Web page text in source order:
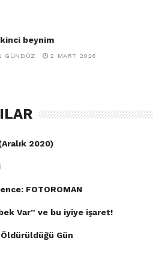
beynim
GÜNDÜZ 2 MART 2026
2020)
FOTOROMAN
Var” ve bu iyiye işaret!
Öldürüldüğü Gün